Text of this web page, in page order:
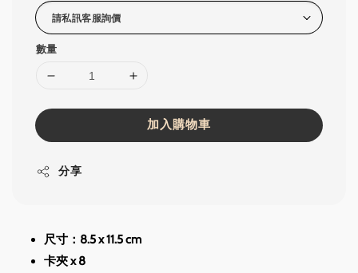
數量
加入購物車
分享
尺寸：8.5 x 11.5 cm
卡夾 x 8